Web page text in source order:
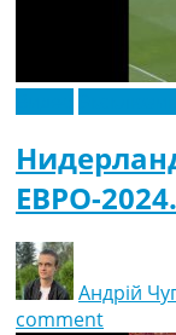
ЕВРО-
Андрій
comment